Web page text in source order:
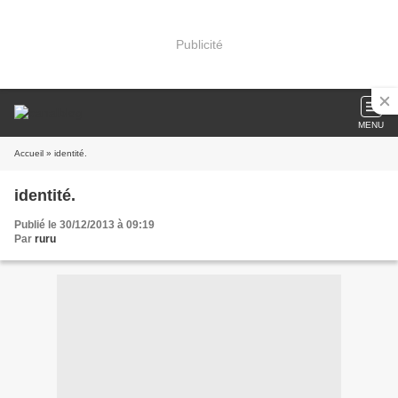
Publicité
MENU
Accueil » identité.
identité.
Publié le 30/12/2013 à 09:19
Par ruru